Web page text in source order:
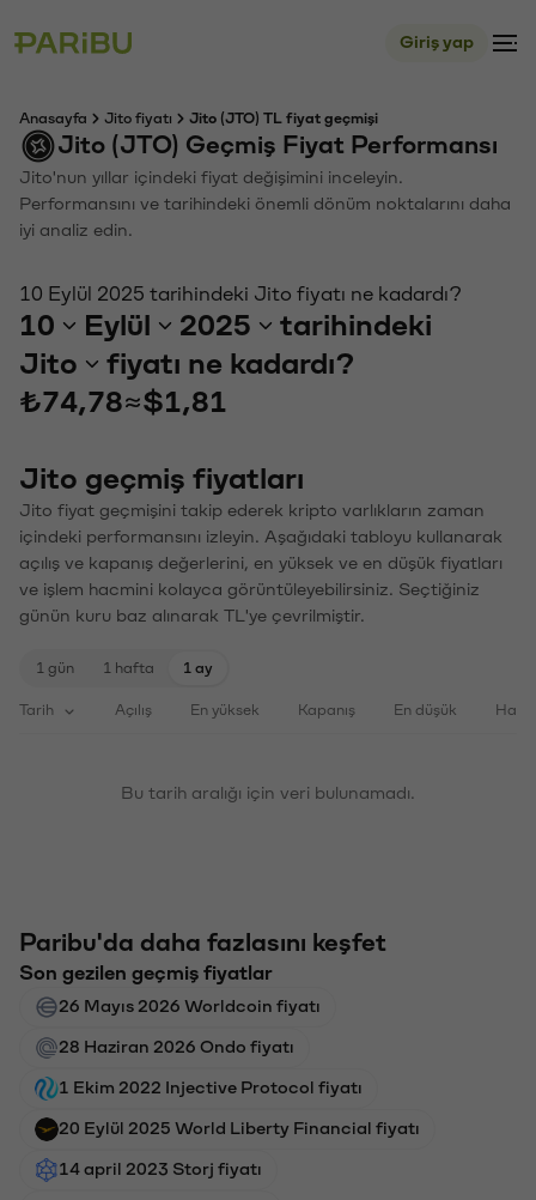
Giriş yap
Anasayfa Jito fiyatı Jito (JTO) TL fiyat geçmişi
Jito (JTO) Geçmiş Fiyat Performansı
Jito'nun yıllar içindeki fiyat değişimini inceleyin.
Performansını ve tarihindeki önemli dönüm noktalarını daha
iyi analiz edin.
10 Eylül 2025 tarihindeki Jito fiyatı ne kadardı?
10 Eylül 2025
tarihindeki
Jito
fiyatı ne kadardı?
₺74,78≈$1,81
Jito geçmiş fiyatları
Jito fiyat geçmişini takip ederek kripto varlıkların zaman
içindeki performansını izleyin. Aşağıdaki tabloyu kullanarak
açılış ve kapanış değerlerini, en yüksek ve en düşük fiyatları
ve işlem hacmini kolayca görüntüleyebilirsiniz. Seçtiğiniz
günün kuru baz alınarak TL'ye çevrilmiştir.
1 gün 1 hafta 1 ay
Tarih Açılış En yüksek Kapanış En düşük
Bu tarih aralığı için veri bulunamadı.
Paribu'da daha fazlasını keşfet
Son gezilen geçmiş fiyatlar
26 Mayıs 2026 Worldcoin fiyatı
28 Haziran 2026 Ondo fiyatı
1 Ekim 2022 Injective Protocol fiyatı
20 Eylül 2025 World Liberty Financial fiyatı
14 april 2023 Storj fiyatı